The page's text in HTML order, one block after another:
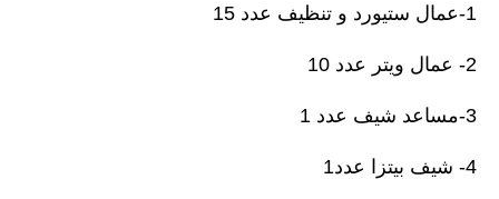
1-عمال ستيورد و تنظيف عدد 15
2- عمال ويتر عدد 10
3-مساعد شيف عدد 1
4- شيف بيتزا عدد1